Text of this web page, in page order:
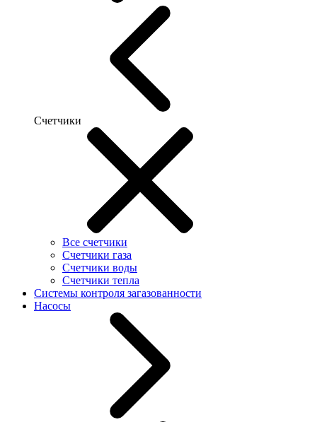
Счетчики
Все счетчики
Счетчики газа
Счетчики воды
Счетчики тепла
Системы контроля загазованности
Насосы